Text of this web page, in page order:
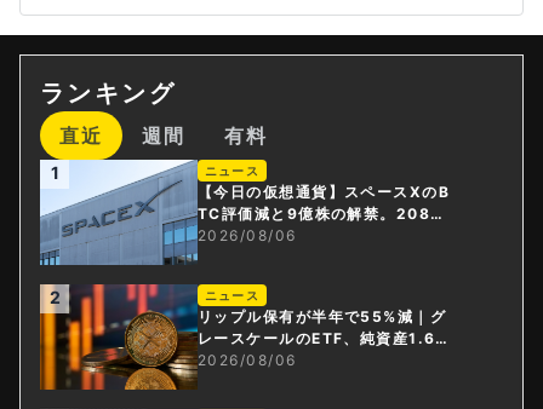
ランキング
直近 週間 有料
1 ニュース
【今日の仮想通貨】スペースXのB
TC評価減と9億株の解禁。208億
円相当のBTCが盗難
2026/08/06
2 ニュース
リップル保有が半年で55%減｜グ
レースケールのETF、純資産1.6億
ドル減
2026/08/06